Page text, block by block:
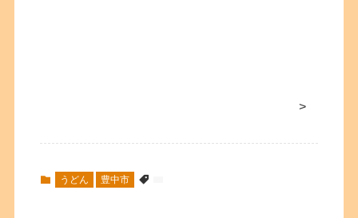
>
うどん 豊中市